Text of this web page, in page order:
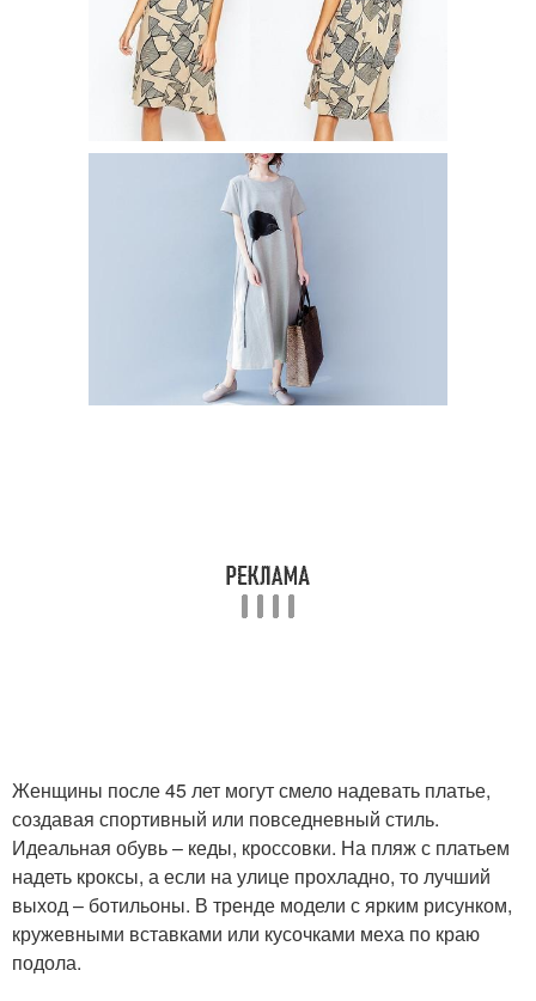
Женщины после 45 лет могут смело надевать платье,
создавая спортивный или повседневный стиль.
Идеальная обувь – кеды, кроссовки. На пляж с платьем
надеть кроксы, а если на улице прохладно, то лучший
выход – ботильоны. В тренде модели с ярким рисунком,
кружевными вставками или кусочками меха по краю
подола.